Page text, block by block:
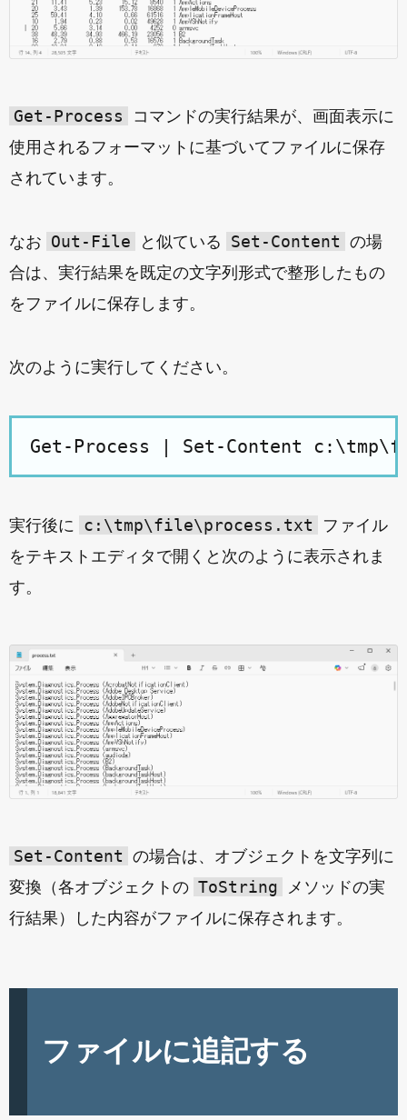
Get-Process
コマンドの実行結果が、画面表示に
使用されるフォーマットに基づいてファイルに保存
されています。
なお Out-File と似ている Set-Content の場
合は、実行結果を既定の文字列形式で整形したもの
をファイルに保存します。
次のように実行してください。
実行後に c:\tmp\file\process.txt
ファイル
をテキストエディタで開くと次のように表示されま
す。
Set-Content の場合は、オブジェクトを文字列に
変換（各オブジェクトの ToString
メソッドの実
行結果）した内容がファイルに保存されます。
ファイルに追記する